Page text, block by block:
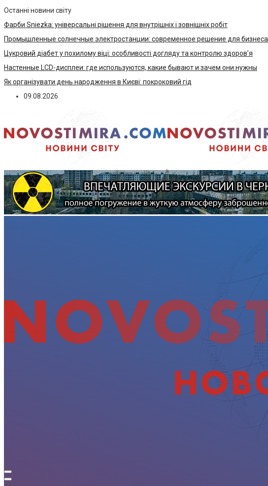
Останні новини світу
Фарби Sniezka: універсальні рішення для внутрішніх і зовнішніх робіт
Промышленные солнечные электростанции: современное решение для бизнеса
Цукровий діабет у похилому віці: особливості догляду та контролю здоров’я
Настенные LCD-дисплеи: где используются, какие бывают и зачем они нужны
Як організувати день народження в Києві: покроковий гід
09.08.2026